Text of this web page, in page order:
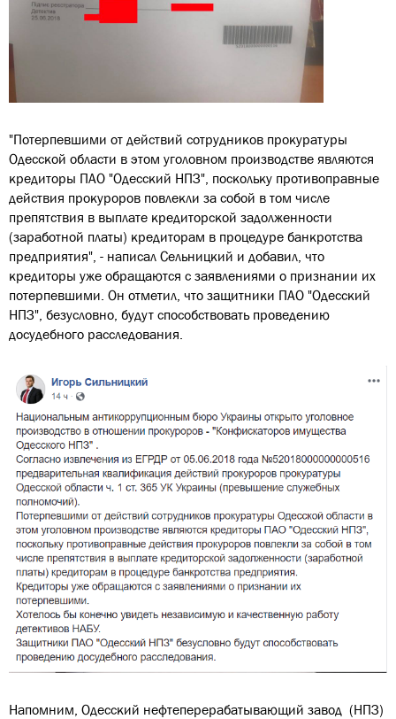
"Потерпевшими от действий сотрудников прокуратуры
Одесской области в этом уголовном производстве являются
кредиторы ПАО "Одесский НПЗ", поскольку противоправные
действия прокуроров повлекли за собой в том числе
препятствия в выплате кредиторской задолженности
(заработной платы) кредиторам в процедуре банкротства
предприятия", - написал Сельницкий и добавил, что
кредиторы уже обращаются с заявлениями о признании их
потерпевшими. Он отметил, что защитники ПАО "Одесский
НПЗ", безусловно, будут способствовать проведению
досудебного расследования.
Напомним, Одесский нефтеперерабатывающий завод (НПЗ)